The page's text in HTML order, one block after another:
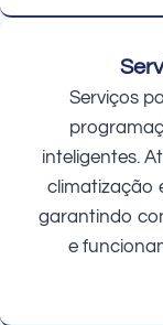
Serviços
inteligentes.
climatização
garantindo
e